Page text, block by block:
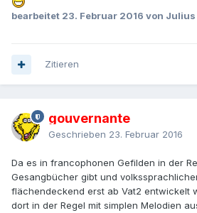
bearbeitet 23. Februar 2016 von Julius
Zitieren
gouvernante
Geschrieben 23. Februar 2016
Da es in francophonen Gefilden in der
Gesangbücher gibt und
flächendeckend erst ab Vat2 entwickelt
dort in der Regel mit simplen Melodien